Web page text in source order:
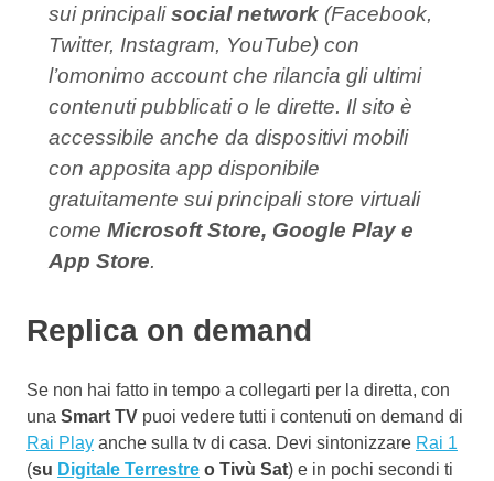
sui principalisocial network (Facebook,
Twitter, Instagram, YouTube) con
l’omonimo account che rilancia gli ultimi
contenuti pubblicati o le dirette. Il sito è
accessibile anche da dispositivi mobili
con apposita app disponibile
gratuitamente sui principali store virtuali
come Microsoft Store, Google Play e
App Store.
Replica on demand
Se non hai fatto in tempo a collegarti per la diretta, con
una Smart TV puoi vedere tutti i contenuti on demand di
Rai Play anche sulla tv di casa. Devi sintonizzare Rai 1
(su Digitale Terrestre o Tivù Sat) e in pochi secondi ti